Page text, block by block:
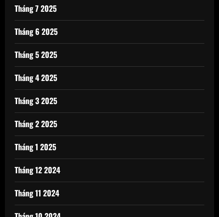
Tháng 7 2025
Tháng 6 2025
Tháng 5 2025
Tháng 4 2025
Tháng 3 2025
Tháng 2 2025
Tháng 1 2025
Tháng 12 2024
Tháng 11 2024